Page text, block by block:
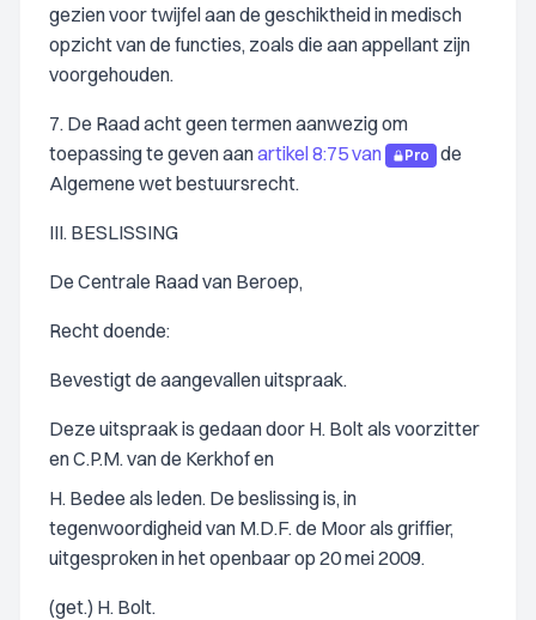
gezien voor twijfel aan de geschiktheid in medisch
opzicht van de functies, zoals die aan appellant zijn
voorgehouden.
7. De Raad acht geen termen aanwezig om
toepassing te geven aanartikel 8:75 van Pro
de
Algemene wet bestuursrecht.
III. BESLISSING
De Centrale Raad van Beroep,
Recht doende:
Bevestigt de aangevallen uitspraak.
Deze uitspraak is gedaan door H. Bolt als voorzitter
en C.P.M. van de Kerkhof en
H. Bedee als leden. De beslissing is, in
tegenwoordigheid van M.D.F. de Moor als griffier,
uitgesproken in het openbaar op 20 mei 2009.
(get.) H. Bolt.